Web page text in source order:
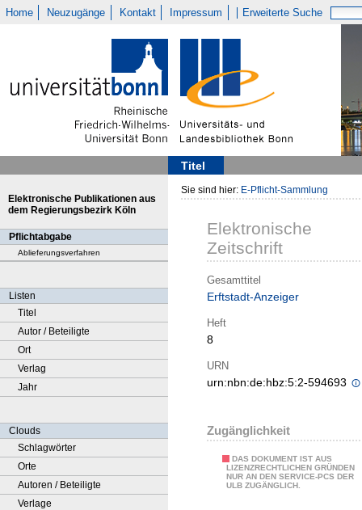
Home Neuzugänge Kontakt Impressum Erweiterte Suche
Titel
Elektronische Publikationen aus
dem Regierungsbezirk Köln
Pflichtabgabe
Ablieferungsverfahren
Listen
Titel
Autor / Beteiligte
Ort
Verlag
Jahr
Clouds
Schlagwörter
Orte
Autoren / Beteiligte
Verlage
Sie sind hier: E-Pflicht-Sammlung
Elektronische
Zeitschrift
Gesamttitel
Erftstadt-Anzeiger
Heft
8
URN
urn:nbn:de:hbz:5:2-594693
Zugänglichkeit
DAS DOKUMENT IST AUS
LIZENZRECHTLICHEN GRÜNDEN
NUR AN DEN SERVICE-PCS DER
ULB ZUGÄNGLICH.